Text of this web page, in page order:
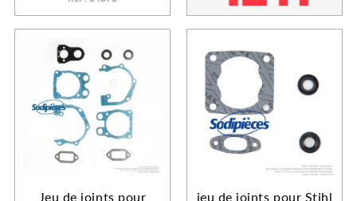
Jeu de joints pour jeu de joints pour Stihl